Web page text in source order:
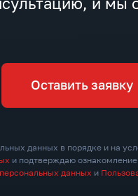
калькуляторы с CRM-
вывести 2 730 запросов
— в топ-3, почти в 5 раз
Оставить заявку
данных в порядке и на
и подтверждаю ознакомление
данных и